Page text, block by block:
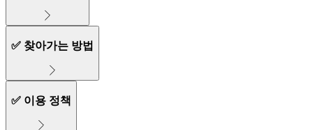
✅ 찾아가는 방법
✅ 이용 정책